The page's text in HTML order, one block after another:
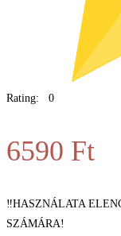
Rating: 0
6590 Ft
‼️HASZNÁLATA
SZÁMÁRA!